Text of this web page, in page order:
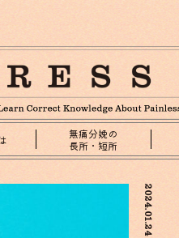
無痛分娩の
長所・短所
2024.01.24